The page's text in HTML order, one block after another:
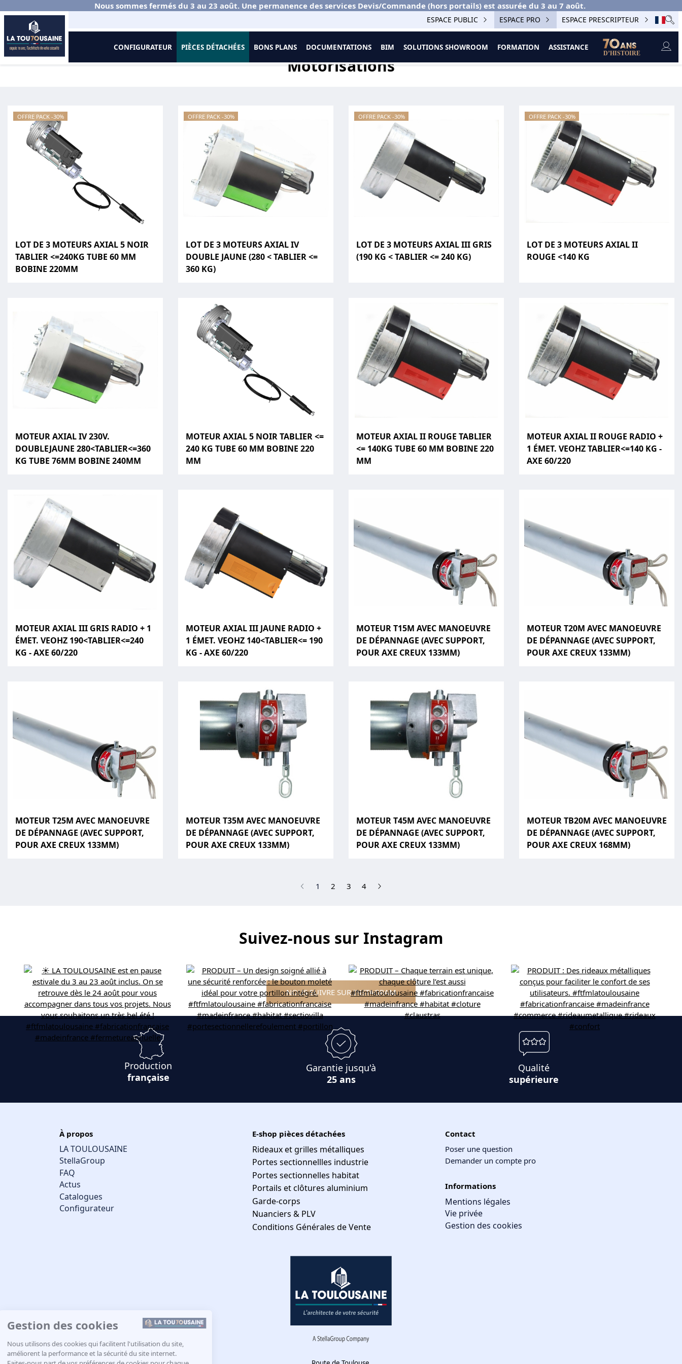
Nous sommes fermés du 3 au 23 août. Une permanence des services Devis/Commande (hors portails) est assurée du 3 au 7 août.
ESPACE PUBLIC ESPACE PRO ESPACE PRESCRIPTEUR
CONFIGURATEUR PIÈCES DÉTACHÉES BONS PLANS DOCUMENTATIONS BIM SOLUTIONS SHOWROOM FORMATION ASSISTANCE
Accueil Rideaux et Grilles Métalliques Murax 110 Motorisations
Motorisations
OFFRE PACK -30%
LOT DE 3 MOTEURS AXIAL 5 NOIR
TABLIER <=240KG TUBE 60 MM
BOBINE 220MM
OFFRE PACK -30%
LOT DE 3 MOTEURS AXIAL IV
DOUBLE JAUNE (280 < TABLIER <=
360 KG)
OFFRE PACK -30%
LOT DE 3 MOTEURS AXIAL III GRIS
(190 KG < TABLIER <= 240 KG)
OFFRE PACK -30%
LOT DE 3 MOTEURS AXIAL II
ROUGE <140 KG
MOTEUR AXIAL IV 230V.
DOUBLEJAUNE 280<TABLIER<=360
KG TUBE 76MM BOBINE 240MM
MOTEUR AXIAL 5 NOIR TABLIER <=
240 KG TUBE 60 MM BOBINE 220
MM
MOTEUR AXIAL II ROUGE TABLIER
<= 140KG TUBE 60 MM BOBINE 220
MM
MOTEUR AXIAL II ROUGE RADIO +
1 ÉMET. VEOHZ TABLIER<=140 KG -
AXE 60/220
MOTEUR AXIAL III GRIS RADIO + 1
ÉMET. VEOHZ 190<TABLIER<=240
KG - AXE 60/220
MOTEUR AXIAL III JAUNE RADIO +
1 ÉMET. VEOHZ 140<TABLIER<= 190
KG - AXE 60/220
MOTEUR T15M AVEC MANOEUVRE
DE DÉPANNAGE (AVEC SUPPORT,
POUR AXE CREUX 133MM)
MOTEUR T20M AVEC MANOEUVRE
DE DÉPANNAGE (AVEC SUPPORT,
POUR AXE CREUX 133MM)
MOTEUR T25M AVEC MANOEUVRE
DE DÉPANNAGE (AVEC SUPPORT,
POUR AXE CREUX 133MM)
MOTEUR T35M AVEC MANOEUVRE
DE DÉPANNAGE (AVEC SUPPORT,
POUR AXE CREUX 133MM)
MOTEUR T45M AVEC MANOEUVRE
DE DÉPANNAGE (AVEC SUPPORT,
POUR AXE CREUX 133MM)
MOTEUR TB20M AVEC MANOEUVRE
DE DÉPANNAGE (AVEC SUPPORT,
POUR AXE CREUX 168MM)
1 (current)
2 3 4
Suivez-nous sur Instagram
NOUS SUIVRE SUR INSTAGRAM
Production
française
Garantie jusqu'à
25 ans
Qualité
supérieure
À propos
LA TOULOUSAINE
StellaGroup
FAQ
Actus
Catalogues
Configurateur
E-shop pièces détachées
Rideaux et grilles métalliques
Portes sectionnellles industrie
Portes sectionnelles habitat
Portails et clôtures aluminium
Garde-corps
Nuanciers & PLV
Conditions Générales de Vente
Contact
Poser une question
Demander un compte pro
Informations
Mentions légales
Vie privée
Gestion des cookies
Gestion des cookies
Nous utilisons des cookies qui facilitent l'utilisation du site,
améliorent la performance et la sécurité du site internet.